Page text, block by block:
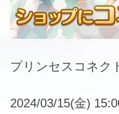
プリンセスコネク
2024/03/15(金)